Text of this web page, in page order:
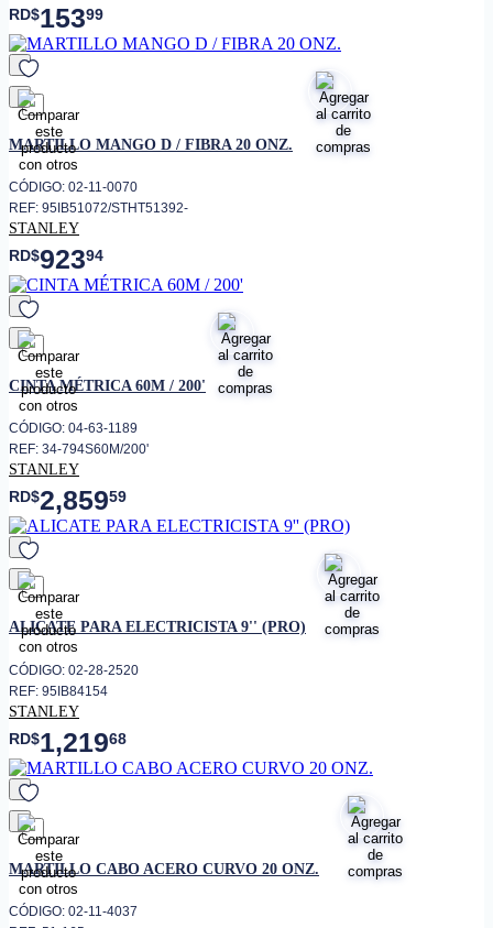
RD$15399
favorito
MARTILLO MANGO D / FIBRA 20 ONZ.
CÓDIGO: 02-11-0070
REF: 95IB51072/STHT51392-
STANLEY
RD$92394
favorito
CINTA MÉTRICA 60M / 200'
CÓDIGO: 04-63-1189
REF: 34-794S60M/200'
STANLEY
RD$2,85959
favorito
ALICATE PARA ELECTRICISTA 9'' (PRO)
CÓDIGO: 02-28-2520
REF: 95IB84154
STANLEY
RD$1,21968
favorito
MARTILLO CABO ACERO CURVO 20 ONZ.
CÓDIGO: 02-11-4037